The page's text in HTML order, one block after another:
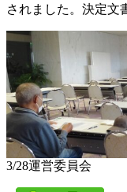
されました。決定文
3/28運営委員会